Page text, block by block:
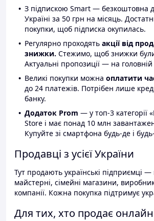
З підпискою Smart — безкоштовна
Україні за 50 грн на місяць.
покупки, щоб підписка окупилась.
Регулярно проходять акції від
знижки. Стежимо, щоб знижки
Актуальні пропозиції — на головній
Великі покупки можна оплатити
до 24 платежів. Потрібен лише
банку.
Додаток Prom — у топ-3 категорії
Store і має понад 10 млн
Купуйте зі смартфона будь-де і
Продавці з усієї України
Тут продають українські підприємці —
майстерні, сімейні магазини,
компанії. Кожна покупка підтримує
Для тих, хто продає онлайн